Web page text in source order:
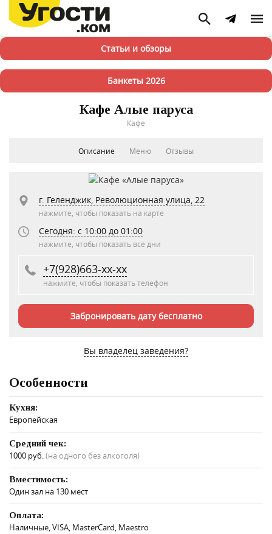
Статьи и обзоры
Банкеты 2026
Кафе Алые паруса
Кафе
Описание Меню Отзывы
г. Геленджик, Революционная улица, 22
нажмите, чтобы показать на карте
Сегодня: c 10:00 до 01:00
нажмите, чтобы показать все дни
+7(928)663-xx-xx
нажмите, чтобы показать телефон
Забронировать дату бесплатно
Вы владелец заведения?
Особенности
Кухня:
Европейская
Средний чек:
1000 руб.(на одного без алкоголя)
Вместимость:
Один зал на 130 мест
Оплата:
Наличные, VISA, MasterCard, Maestro